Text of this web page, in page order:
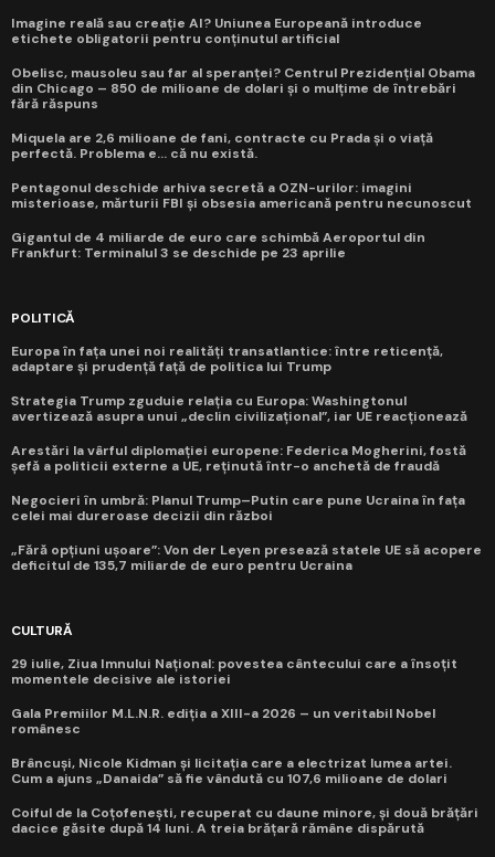
Imagine reală sau creație AI? Uniunea Europeană introduce
etichete obligatorii pentru conținutul artificial
Obelisc, mausoleu sau far al speranței? Centrul Prezidențial Obama
din Chicago – 850 de milioane de dolari și o mulțime de întrebări
fără răspuns
Miquela are 2,6 milioane de fani, contracte cu Prada și o viață
perfectă. Problema e... că nu există.
Pentagonul deschide arhiva secretă a OZN-urilor: imagini
misterioase, mărturii FBI și obsesia americană pentru necunoscut
Gigantul de 4 miliarde de euro care schimbă Aeroportul din
Frankfurt: Terminalul 3 se deschide pe 23 aprilie
POLITICĂ
Europa în fața unei noi realități transatlantice: între reticență,
adaptare și prudență față de politica lui Trump
Strategia Trump zguduie relația cu Europa: Washingtonul
avertizează asupra unui „declin civilizațional”, iar UE reacționează
Arestări la vârful diplomației europene: Federica Mogherini, fostă
șefă a politicii externe a UE, reținută într-o anchetă de fraudă
Negocieri în umbră: Planul Trump–Putin care pune Ucraina în fața
celei mai dureroase decizii din război
„Fără opțiuni ușoare”: Von der Leyen presează statele UE să acopere
deficitul de 135,7 miliarde de euro pentru Ucraina
CULTURĂ
29 iulie, Ziua Imnului Național: povestea cântecului care a însoțit
momentele decisive ale istoriei
Gala Premiilor M.L.N.R. ediția a XIII-a 2026 – un veritabil Nobel
românesc
Brâncuși, Nicole Kidman și licitația care a electrizat lumea artei.
Cum a ajuns „Danaida” să fie vândută cu 107,6 milioane de dolari
Coiful de la Coțofenești, recuperat cu daune minore, și două brățări
dacice găsite după 14 luni. A treia brățară rămâne dispărută